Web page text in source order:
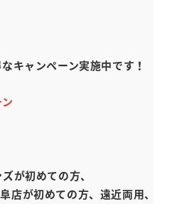
キャンペーン実施中です！
が初めての方、
が初めての方、遠近両用、